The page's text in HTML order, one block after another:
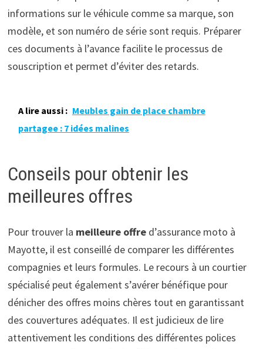
informations sur le véhicule comme sa marque, son
modèle, et son numéro de série sont requis. Préparer
ces documents à l’avance facilite le processus de
souscription et permet d’éviter des retards.
A lire aussi : Meubles gain de place chambre
partagee : 7 idées malines
Conseils pour obtenir les
meilleures offres
Pour trouver la meilleure offred’assurance moto à
Mayotte, il est conseillé de comparer les différentes
compagnies et leurs formules. Le recours à un courtier
spécialisé peut également s’avérer bénéfique pour
dénicher des offres moins chères tout en garantissant
des couvertures adéquates. Il est judicieux de lire
attentivement les conditions des différentes polices